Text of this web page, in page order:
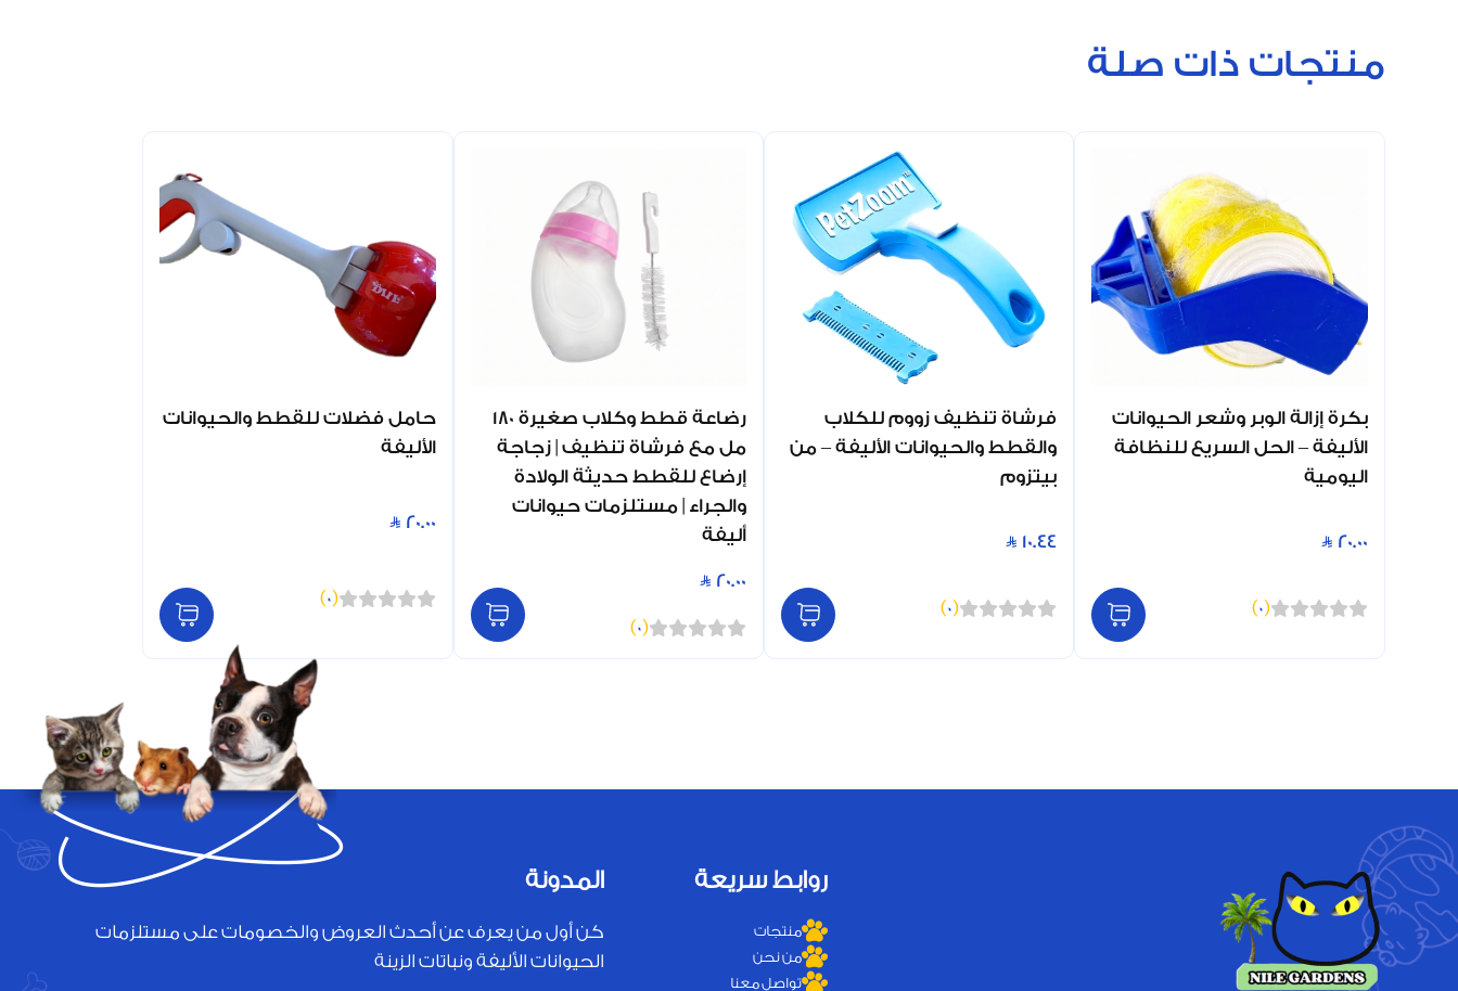
منتجات ذات صلة
بكرة إزالة الوبر وشعر الحيوانات
الأليفة – الحل السريع للنظافة
اليومية
20.00
(
0
)
فرشاة تنظيف زووم للكلاب
والقطط والحيوانات الأليفة – من
بيتزوم
10.44
(
0
)
رضاعة قطط وكلاب صغيرة 180
مل مع فرشاة تنظيف | زجاجة
إرضاع للقطط حديثة الولادة
والجراء | مستلزمات حيوانات
أليفة
20.00
(
0
)
حامل فضلات للقطط والحيوانات
الأليفة
20.00
(
0
)
روابط سريعة
منتجات
من نحن
تواصل معنا
المدونة
كن أول من يعرف عن أحدث العروض والخصومات على مستلزمات
الحيوانات الأليفة ونباتات الزينة